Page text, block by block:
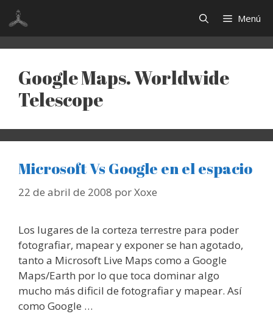
Saltar
contenido
Menú
Google Maps. Worldwide
Telescope
Microsoft Vs Google en el espacio
22 de abril de 2008 porXoxe
Los lugares de la corteza terrestre para poder
fotografiar, mapear y exponer se han agotado,
tanto a Microsoft Live Maps como a Google
Maps/Earth por lo que toca dominar algo
mucho más dificil de fotografiar y mapear. Así
como Google …